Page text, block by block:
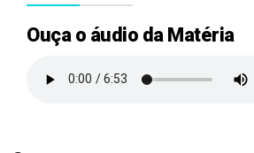
Ouça o áudio da Matéria